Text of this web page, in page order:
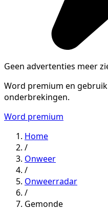
Geen advertenties meer
Word premium en
onderbrekingen.
Word premium
Home
/
Onweer
/
Onweerradar
/
Gemonde